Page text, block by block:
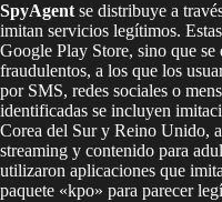
SpyAgent se distribuye a
imitan servicios legítimos.
Google Play Store, sino que se
fraudulentos, a los que los
por SMS, redes sociales o
identificadas se incluyen
Corea del Sur y Reino Unido,
streaming y contenido para
utilizaron aplicaciones que
paquete «kpo» para parecer